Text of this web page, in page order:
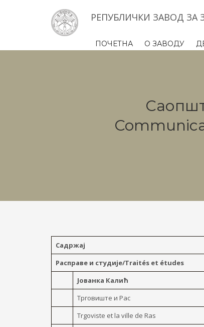
РЕПУБЛИЧКИ ЗАВОД ЗА
ПОЧЕТНА О ЗАВОДУ
Садржај
Расправе и студије/Traités et études
Јованка Калић
Трговиште и Рас
Trgoviste et la ville de Ras